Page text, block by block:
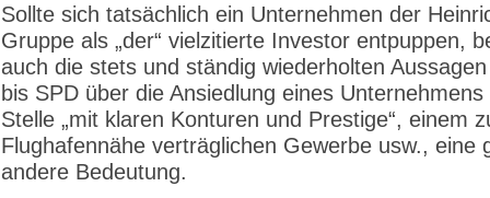
Sollte sich tatsächlich ein Unternehmen der
Gruppe als „der“ vielzitierte Investor entpuppen,
auch die stets und ständig wiederholten
bis SPD über die Ansiedlung eines
Stelle „mit klaren Konturen und Prestige“, einem
Flughafennähe verträglichen Gewerbe usw., eine
andere Bedeutung.